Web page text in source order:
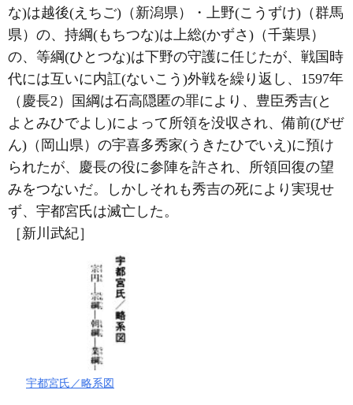
な)は越後(えちご)（新潟県）・上野(こうずけ)（群馬
県）の、持綱(もちつな)は上総(かずさ)（千葉県）
の、等綱(ひとつな)は下野の守護に任じたが、戦国時
代には互いに内訌(ないこう)外戦を繰り返し、1597年
（慶長2）国綱は石高隠匿の罪により、豊臣秀吉(と
よとみひでよし)によって所領を没収され、備前(びぜ
ん)（岡山県）の宇喜多秀家(うきたひでいえ)に預け
られたが、慶長の役に参陣を許され、所領回復の望
みをつないだ。しかしそれも秀吉の死により実現せ
ず、宇都宮氏は滅亡した。
［新川武紀］
宇都宮氏／略系図